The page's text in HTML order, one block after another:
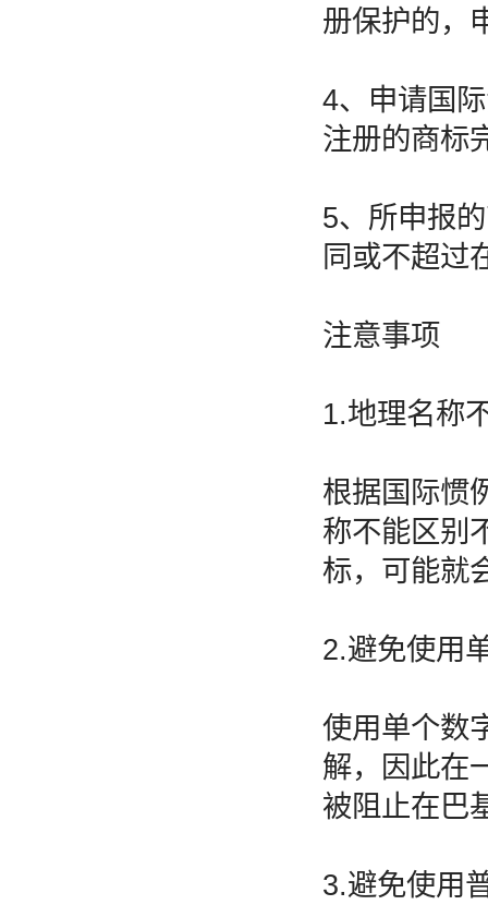
册保护的，
4、申请国
注册的商标
5、所申报
同或不超过
注意事项
1.地理名称
根据国际惯
称不能区别
标，可能就
2.避免使用
使用单个数
解，因此在
被阻止在巴
3.避免使用